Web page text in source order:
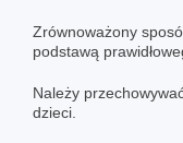
Zrównoważony
podstawą
Należy
dzieci.